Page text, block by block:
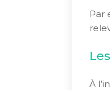
Par
À